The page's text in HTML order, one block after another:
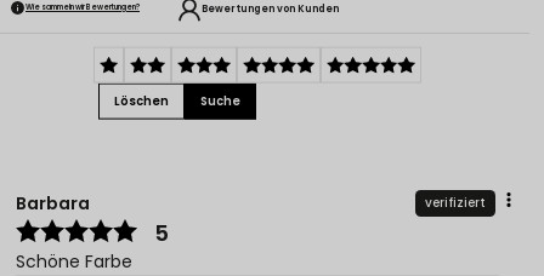
Wie sammeln wir Bewertungen? Bewertungen von Kunden
Löschen Suche
Barbara verifiziert
5
Schöne Farbe